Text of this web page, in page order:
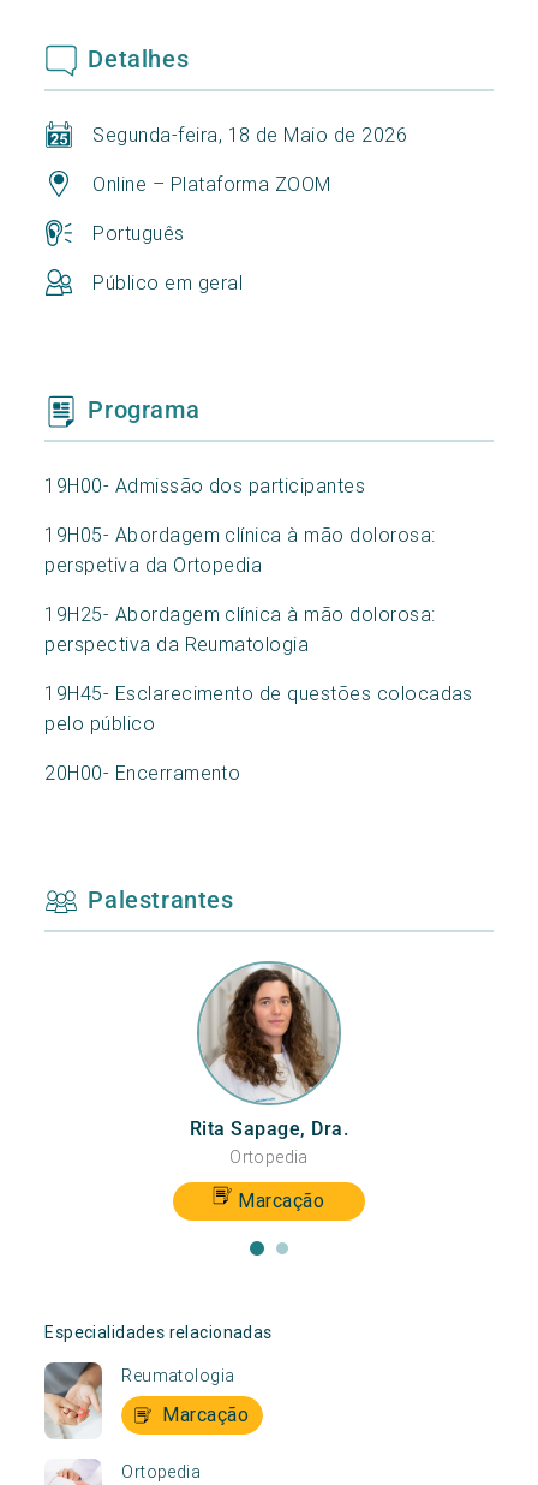
Detalhes
Segunda-feira, 18 de Maio de 2026
Online – Plataforma ZOOM
Português
Público em geral
Programa
19H00- Admissão dos participantes
19H05- Abordagem clínica à mão dolorosa:
perspetiva da Ortopedia
19H25- Abordagem clínica à mão dolorosa:
perspectiva da Reumatologia
19H45- Esclarecimento de questões colocadas
pelo público
20H00- Encerramento
Palestrantes
Rita Sapage, Dra.
Ortopedia
Marcação
Especialidades relacionadas
Reumatologia
Marcação
Ortopedia